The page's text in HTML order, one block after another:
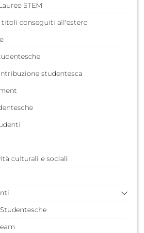
STEM
conseguiti all'estero
studentesca
culturali e sociali
poste frequentemente)